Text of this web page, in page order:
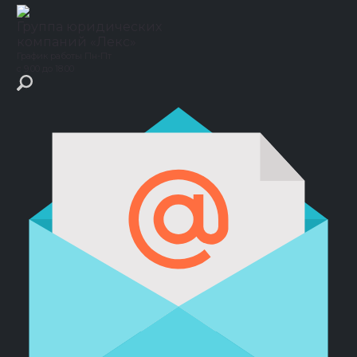
Участникам СВО
Главная
аренды штраф за досрочное расторжение договора
включать в договор аренды
штраф за досрочное
расторжение договора